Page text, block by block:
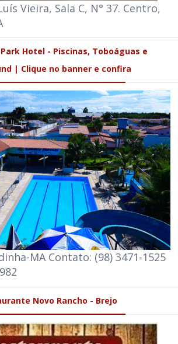
Vieira, Sala C, N° 37. Centro,
Hotel - Piscinas, Toboáguas e
| Clique no banner e confira
MA Contato: (98) 3471-1525
Novo Rancho - Brejo